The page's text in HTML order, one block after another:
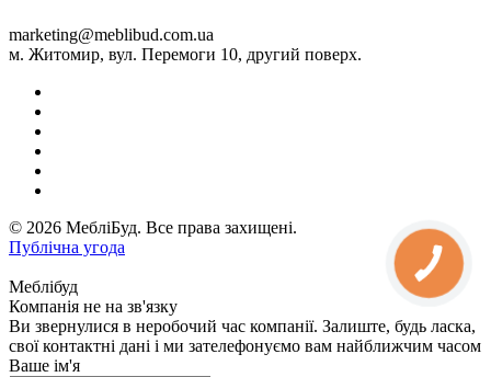
marketing@meblibud.com.ua
м. Житомир, вул. Перемоги 10, другий поверх.
© 2026 МебліБуд. Все права захищені.
Публічна угода
Меблібуд
Компанія не на зв'язку
Ви звернулися в неробочий час компанії. Залиште, будь ласка,
свої контактні дані і ми зателефонуємо вам найближчим часом
Ваше ім'я